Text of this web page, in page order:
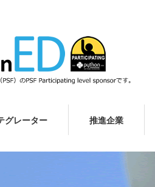
グレーター 推進企業